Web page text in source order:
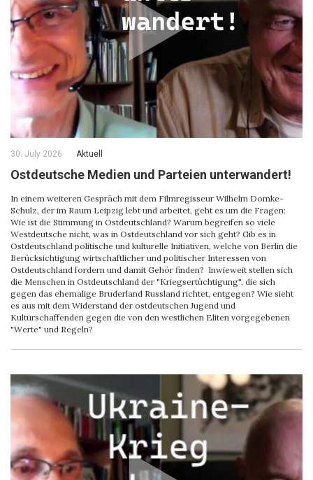
30. July 2026 Aktuell
Ostdeutsche Medien und Parteien unterwandert!
In einem weiteren Gespräch mit dem Filmregisseur Wilhelm Domke-
Schulz, der im Raum Leipzig lebt und arbeitet, geht es um die Fragen:
Wie ist die Stimmung in Ostdeutschland? Warum begreifen so viele
Westdeutsche nicht, was in Ostdeutschland vor sich geht? Gib es in
Ostdeutschland politische und kulturelle Initiativen, welche von Berlin die
Berücksichtigung wirtschaftlicher und politischer Interessen von
Ostdeutschland fordern und damit Gehör finden? Inwieweit stellen sich
die Menschen in Ostdeutschland der "Kriegsertüchtigung", die sich
gegen das ehemalige Bruderland Russland richtet, entgegen? Wie sieht
es aus mit dem Widerstand der ostdeutschen Jugend und
Kulturschaffenden gegen die von den westlichen Eliten vorgegebenen
"Werte" und Regeln?